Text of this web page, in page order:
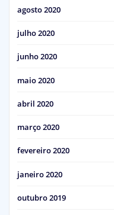
agosto 2020
julho 2020
junho 2020
maio 2020
abril 2020
março 2020
fevereiro 2020
janeiro 2020
outubro 2019